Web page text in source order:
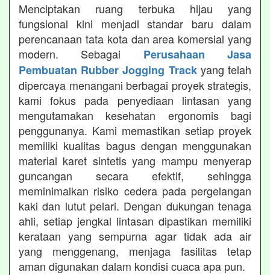
Menciptakan ruang terbuka hijau yang
fungsional kini menjadi standar baru dalam
perencanaan tata kota dan area komersial yang
modern. Sebagai Perusahaan Jasa
Pembuatan Rubber Jogging Trackyang telah
dipercaya menangani berbagai proyek strategis,
kami fokus pada penyediaan lintasan yang
mengutamakan kesehatan ergonomis bagi
penggunanya. Kami memastikan setiap proyek
memiliki kualitas bagus dengan menggunakan
material karet sintetis yang mampu menyerap
guncangan secara efektif, sehingga
meminimalkan risiko cedera pada pergelangan
kaki dan lutut pelari. Dengan dukungan tenaga
ahli, setiap jengkal lintasan dipastikan memiliki
kerataan yang sempurna agar tidak ada air
yang menggenang, menjaga fasilitas tetap
aman digunakan dalam kondisi cuaca apa pun.